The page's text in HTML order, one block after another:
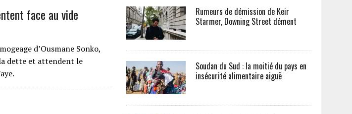
face au vide
d’Ousmane Sonko,
dette et attendent le
Rumeurs de démission de Keir
Starmer, Downing Street dément
Soudan du Sud : la moitié du pays en
insécurité alimentaire aiguë